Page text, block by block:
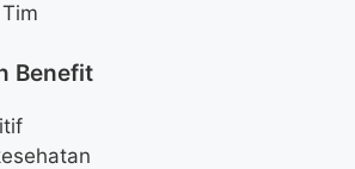
Benefit